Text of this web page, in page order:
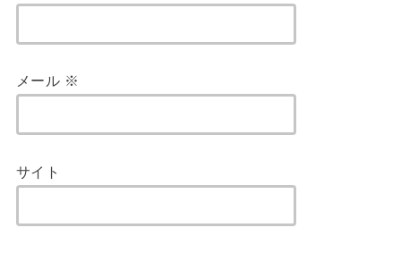
メール ※
サイト